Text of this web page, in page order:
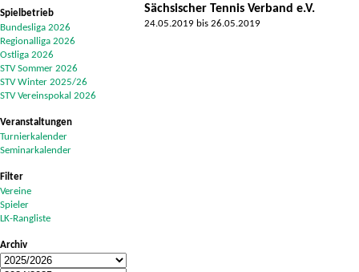
Spielbetrieb
Bundesliga 2026
Regionalliga 2026
Ostliga 2026
STV Sommer 2026
STV Winter 2025/26
STV Vereinspokal 2026
Veranstaltungen
Turnierkalender
Seminarkalender
Filter
Vereine
Spieler
LK-Rangliste
Archiv
Sächsischer Tennis Verband e.V.
24.05.2019 bis 26.05.2019